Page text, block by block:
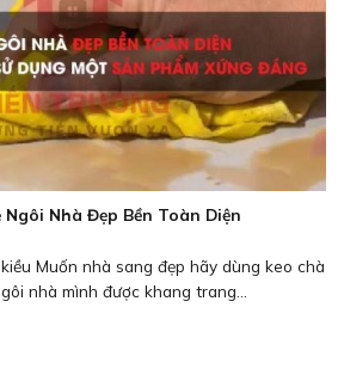
Ngôi Nhà Đẹp Bền Toàn Diện
Muốn nhà sang đẹp hãy dùng keo chà
nhà mình được khang trang...